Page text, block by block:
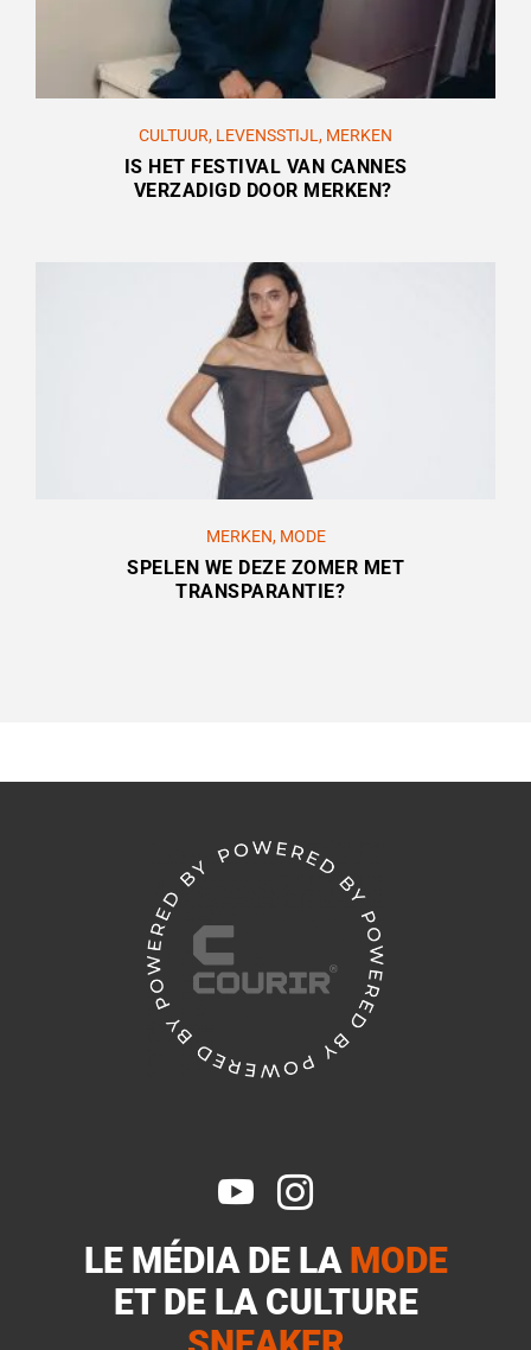
CULTUUR, LEVENSSTIJL, MERKEN
IS HET FESTIVAL VAN CANNES
VERZADIGD DOOR MERKEN?
MERKEN, MODE
SPELEN WE DEZE ZOMER MET
TRANSPARANTIE?
 
LE MÉDIA DE LA MODE
ET DE LA CULTURE